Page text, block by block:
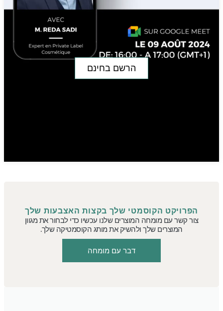
הרשם בחינם
הפרויקט הקוסמטי שלך בקצות האצבעות שלך
צור קשר עם מומחה המוצרים שלנו עכשיו כדי לבחור את מגוון
המוצרים שלך ולהשיק את מותג הקוסמטיקה שלך.
דבר עם מומחה